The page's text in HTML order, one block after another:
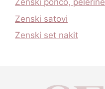
Zenski ponco, pelerine
Zenski satovi
Zenski set nakit